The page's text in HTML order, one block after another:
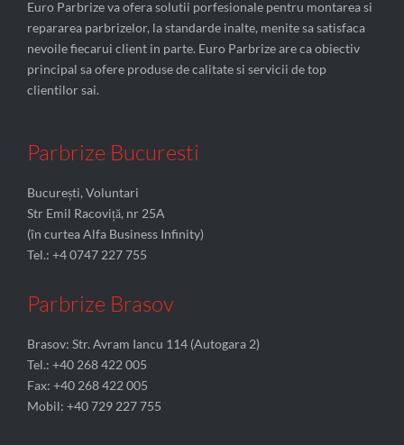
Euro Parbrize va ofera solutii porfesionale pentru montarea si
repararea parbrizelor, la standarde inalte, menite sa satisfaca
nevoile fiecarui client in parte. Euro Parbrize are ca obiectiv
principal sa ofere produse de calitate si servicii de top
clientilor sai.
Parbrize Bucuresti
București, Voluntari
Str Emil Racoviță, nr 25A
(în curtea Alfa Business Infinity)
Tel.: +4 0747 227 755
Parbrize Brasov
Brasov: Str. Avram Iancu 114 (Autogara 2)
Tel.: +40 268 422 005
Fax: +40 268 422 005
Mobil: +40 729 227 755